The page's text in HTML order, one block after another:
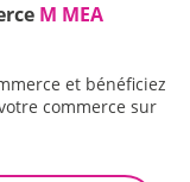
M MEA
et bénéficiez
commerce sur